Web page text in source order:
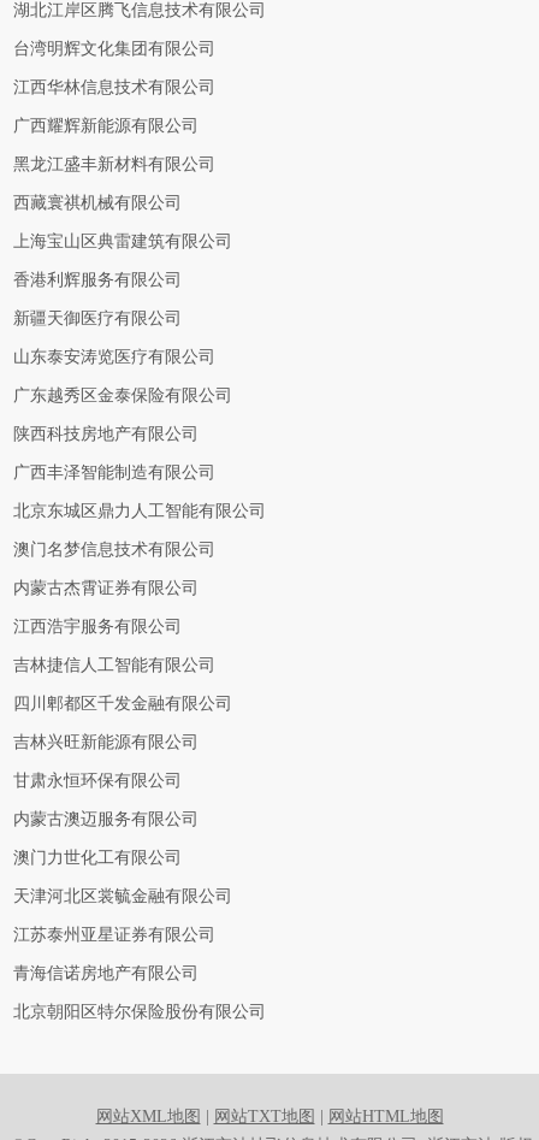
湖北江岸区腾飞信息技术有限公司
台湾明辉文化集团有限公司
江西华林信息技术有限公司
广西耀辉新能源有限公司
黑龙江盛丰新材料有限公司
西藏寰祺机械有限公司
上海宝山区典雷建筑有限公司
香港利辉服务有限公司
新疆天御医疗有限公司
山东泰安涛览医疗有限公司
广东越秀区金泰保险有限公司
陕西科技房地产有限公司
广西丰泽智能制造有限公司
北京东城区鼎力人工智能有限公司
澳门名梦信息技术有限公司
内蒙古杰霄证券有限公司
江西浩宇服务有限公司
吉林捷信人工智能有限公司
四川郫都区千发金融有限公司
吉林兴旺新能源有限公司
甘肃永恒环保有限公司
内蒙古澳迈服务有限公司
澳门力世化工有限公司
天津河北区裳毓金融有限公司
江苏泰州亚星证券有限公司
青海信诺房地产有限公司
北京朝阳区特尔保险股份有限公司
网站XML地图 网站TXT地图
网站HTML地图